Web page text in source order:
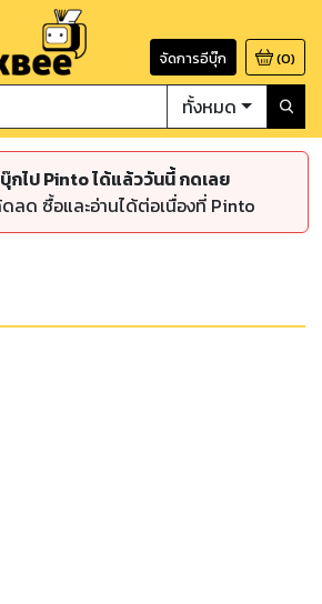
จัดการอีบุ๊ก (0)
ทั้งหมด
กไป Pinto ได้แล้ววันนี้ กดเลย
ลด ซื้อและอ่านได้ต่อเนื่องที่ Pinto